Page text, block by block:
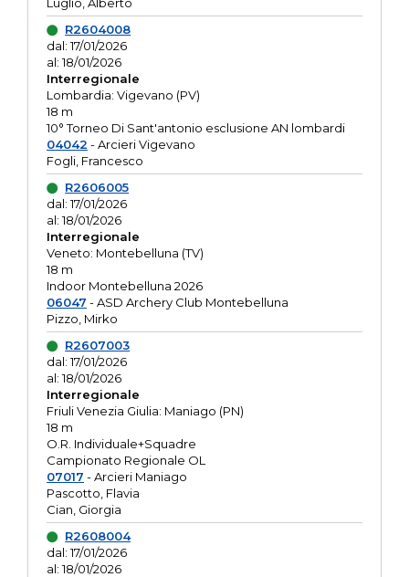
R2604008
dal: 17/01/2026
al: 18/01/2026
Interregionale
Lombardia: Vigevano (PV)
18 m
10° Torneo Di Sant'antonio esclusione AN lombardi
04042 - Arcieri Vigevano
Fogli, Francesco
R2606005
dal: 17/01/2026
al: 18/01/2026
Interregionale
Veneto: Montebelluna (TV)
18 m
Indoor Montebelluna 2026
06047 - ASD Archery Club Montebelluna
Pizzo, Mirko
R2607003
dal: 17/01/2026
al: 18/01/2026
Interregionale
Friuli Venezia Giulia: Maniago (PN)
18 m
O.R. Individuale+Squadre
Campionato Regionale OL
07017 - Arcieri Maniago
Pascotto, Flavia
Cian, Giorgia
R2608004
dal: 17/01/2026
al: 18/01/2026